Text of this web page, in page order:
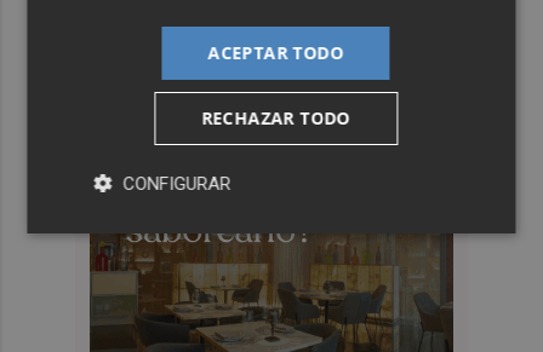
ACEPTAR TODO
RECHAZAR TODO
CONFIGURAR